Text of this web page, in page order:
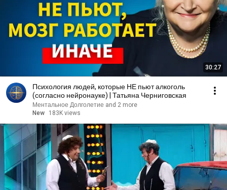
30:27
Психология людей, которые НЕ пьют алкоголь
(согласно нейронауке) | Татьяна Черниговская
Ментальное Долголетие and 2 more
New
183K views